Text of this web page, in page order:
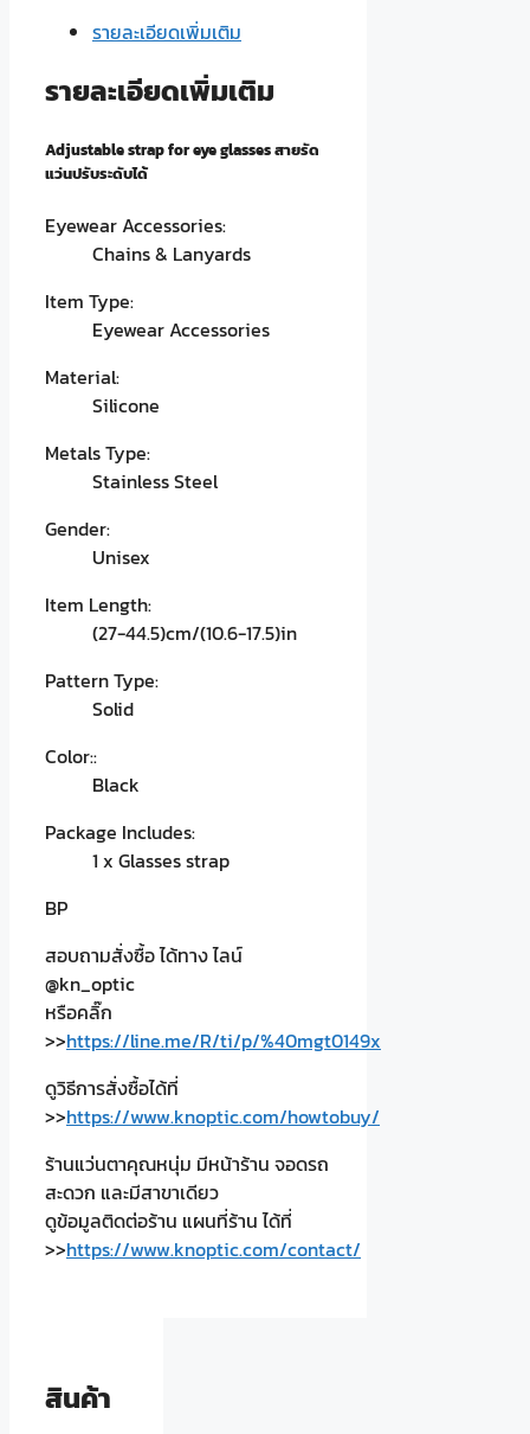
eye
สาย
แว่น
ปรับ
ได้
รายละเอียดเพิ่มเติม
รายละเอียดเพิ่มเติม
Adjustable strap for eye glasses สายรัด
แว่นปรับระดับได้
Eyewear Accessories:
Chains & Lanyards
Item Type:
Eyewear Accessories
Material:
Silicone
Metals Type:
Stainless Steel
Gender:
Unisex
Item Length:
(27-44.5)cm/(10.6-17.5)in
Pattern Type:
Solid
Color::
Black
Package Includes:
1 x Glasses strap
BP
สอบถามสั่งซื้อ ได้ทาง ไลน์
@kn_optic
หรือคลิ๊ก
>>https://line.me/R/ti/p/%40mgt0149x
ดูวิธีการสั่งซื้อได้ที่
>>https://www.knoptic.com/howtobuy/
ร้านแว่นตาคุณหนุ่ม มีหน้าร้าน จอดรถ
สะดวก และมีสาขาเดียว
ดูข้อมูลติดต่อร้าน แผนที่ร้าน ได้ที่
>>https://www.knoptic.com/contact/
สินค้า